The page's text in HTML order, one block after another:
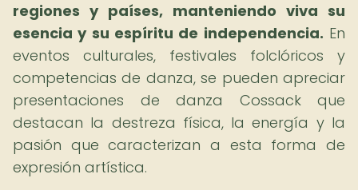
regiones y países, manteniendo viva su
esencia y su espíritu de independencia. En
eventos culturales, festivales folclóricos y
competencias de danza, se pueden apreciar
presentaciones de danza Cossack que
destacan la destreza física, la energía y la
pasión que caracterizan a esta forma de
expresión artística.